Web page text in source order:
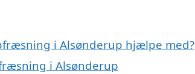
i Alsønderup hjælpe med?
i Alsønderup